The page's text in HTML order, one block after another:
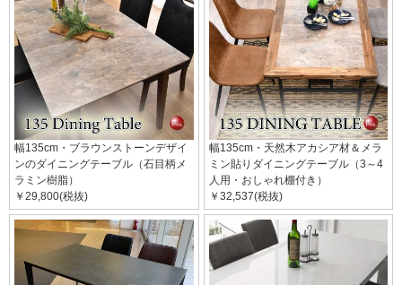
幅135cm・ブラウンストーンデザイ
ンのダイニングテーブル（石目柄メ
ラミン樹脂）
￥29,800(税抜)
幅135cm・天然木アカシア材＆メラ
ミン貼りダイニングテーブル（3～4
人用・おしゃれ棚付き）
￥32,537(税抜)